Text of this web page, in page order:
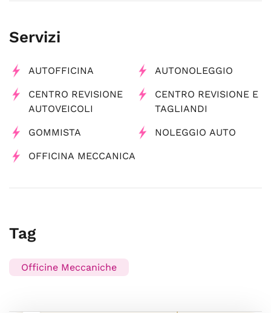
Servizi
AUTOFFICINA AUTONOLEGGIO
CENTRO REVISIONE
AUTOVEICOLI
CENTRO REVISIONE E
TAGLIANDI
GOMMISTA NOLEGGIO AUTO
OFFICINA MECCANICA
Tag
Officine Meccaniche